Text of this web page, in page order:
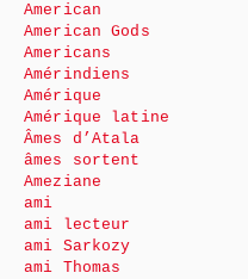
American
American Gods
Americans
Amérindiens
Amérique
Amérique latine
Âmes d’Atala
âmes sortent
Ameziane
ami
ami lecteur
ami Sarkozy
ami Thomas